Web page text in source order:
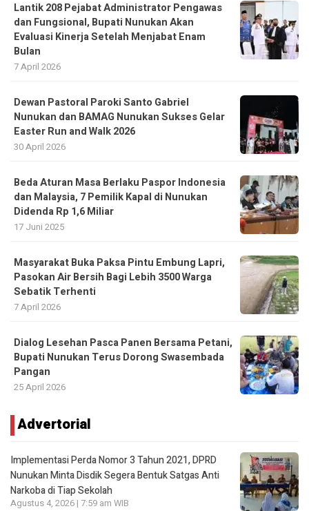
Lantik 208 Pejabat Administrator Pengawas
dan Fungsional, Bupati Nunukan Akan
Evaluasi Kinerja Setelah Menjabat Enam
Bulan
7 April 2026
Dewan Pastoral Paroki Santo Gabriel
Nunukan dan BAMAG Nunukan Sukses Gelar
Easter Run and Walk 2026
30 April 2026
Beda Aturan Masa Berlaku Paspor Indonesia
dan Malaysia, 7 Pemilik Kapal di Nunukan
Didenda Rp 1,6 Miliar
17 Juni 2025
Masyarakat Buka Paksa Pintu Embung Lapri,
Pasokan Air Bersih Bagi Lebih 3500 Warga
Sebatik Terhenti
7 April 2026
Dialog Lesehan Pasca Panen Bersama Petani,
Bupati Nunukan Terus Dorong Swasembada
Pangan
25 April 2026
Advertorial
Implementasi Perda Nomor 3 Tahun 2021, DPRD
Nunukan Minta Disdik Segera Bentuk Satgas Anti
Narkoba di Tiap Sekolah
Agustus 4, 2026 | 7:59 am WIB